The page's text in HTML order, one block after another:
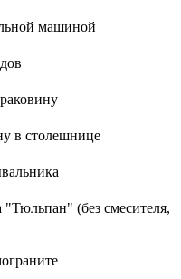
машиной
в столешнице
(без смесителя,